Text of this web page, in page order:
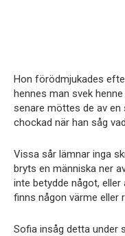
Hon förödmjukades
hennes man svek
senare möttes de av en
chockad när han såg
Vissa sår lämnar inga
bryts en människa ner
inte betydde något, eller
finns någon värme eller
Sofia insåg detta under